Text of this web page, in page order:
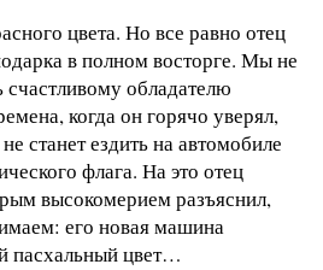
цвета. Но все равно отец
в полном восторге. Мы не
обладателю
когда он горячо уверял,
станет ездить на автомобиле
флага. На это отец
высокомерием разъяснил,
его новая машина
пасхальный цвет…